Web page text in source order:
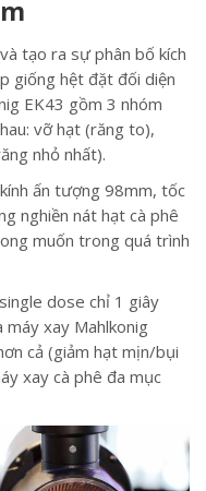
tạo ra sự phân bố kích
giống hệt đặt đối diện
EK43 gồm 3 nhóm
vỡ hạt (răng to),
nhỏ nhất).
ấn tượng 98mm, tốc
nghiền nát hạt cà phê
muốn trong quá trình
dose chỉ 1 giây
máy xay Mahlkonig
cả (giảm hạt mịn/bụi
xay cà phê đa mục